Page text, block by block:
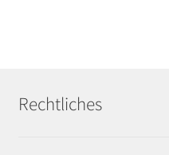
Rechtliches